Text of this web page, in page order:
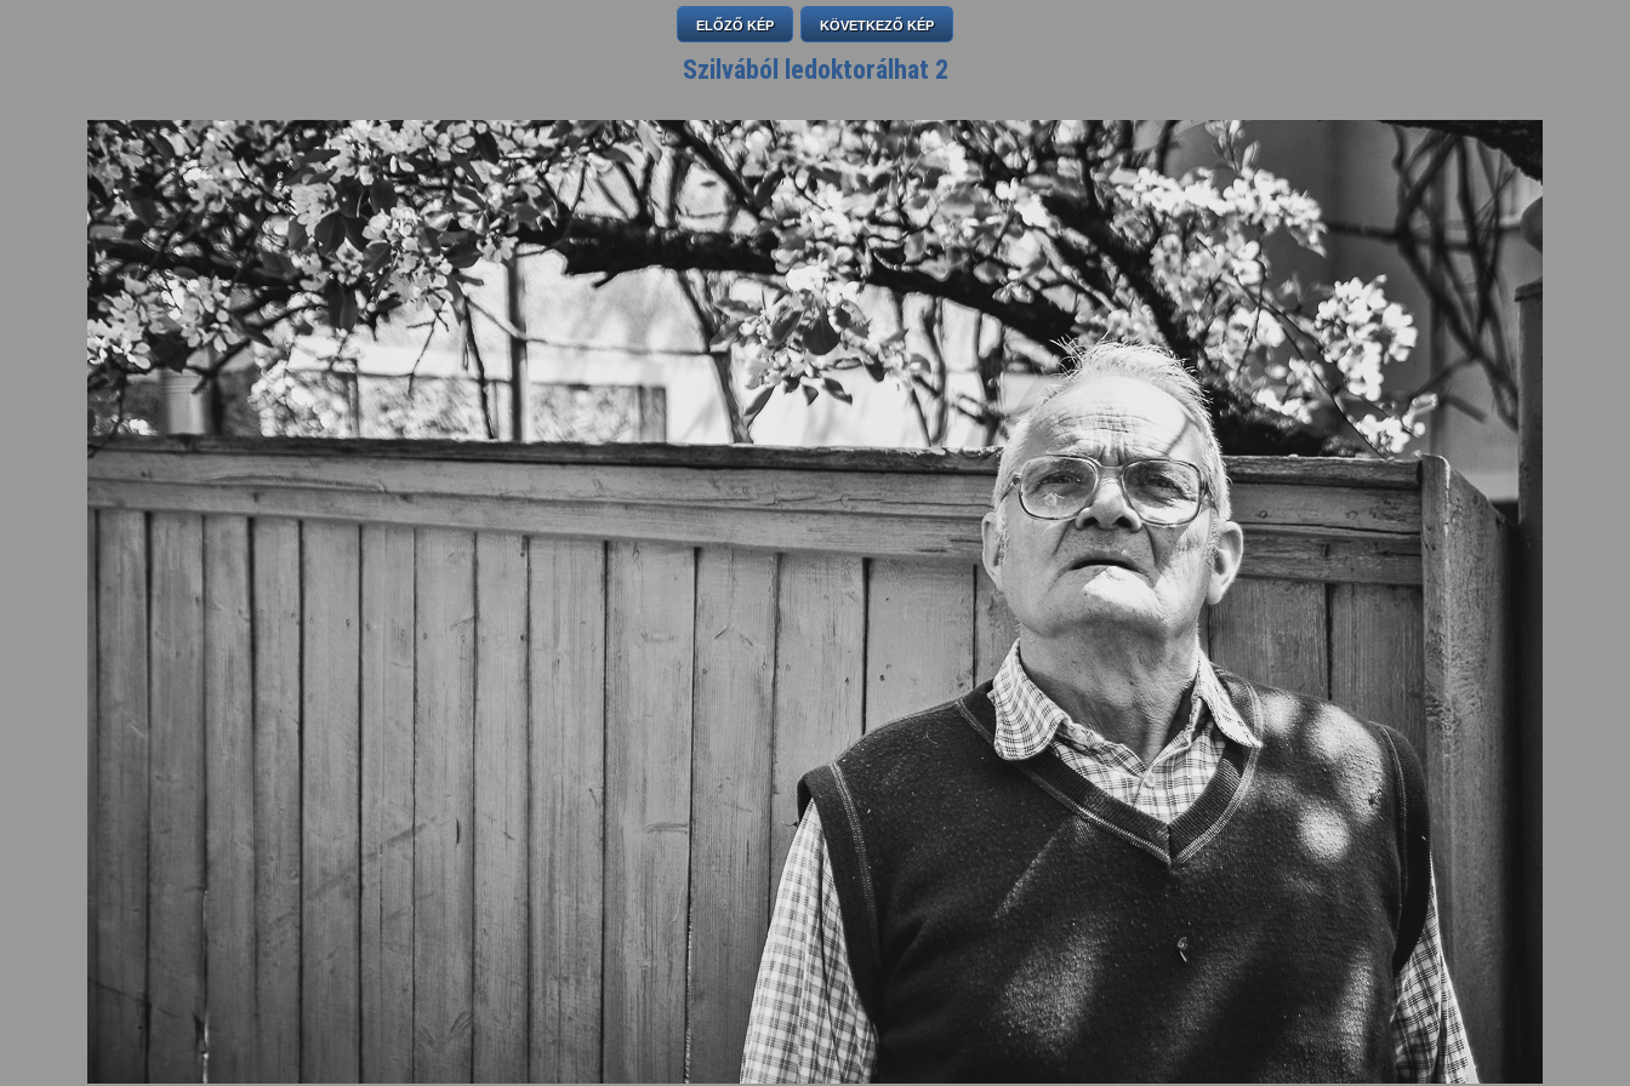
ELŐZŐ KÉP KÖVETKEZŐ KÉP
Szilvából ledoktorálhat 2